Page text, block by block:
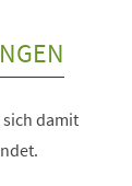
sich damit